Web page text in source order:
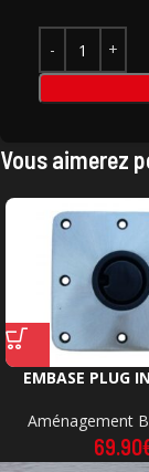
Vous aimerez
EMBASE PLUG
Aménagement
69.90